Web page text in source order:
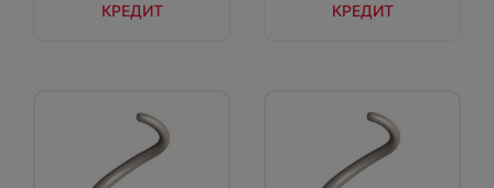
КРЕДИТ КРЕДИТ